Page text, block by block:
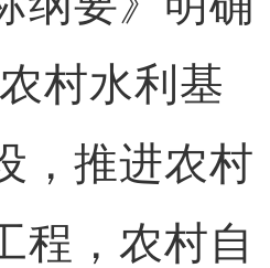
村水利基
，推进农村
程，农村自